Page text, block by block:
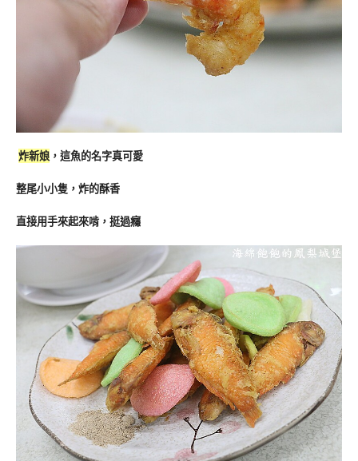
炸新娘 ，這魚的名字真可愛
整尾小小隻，炸的酥香
直接用手來起來啃，挺過癮